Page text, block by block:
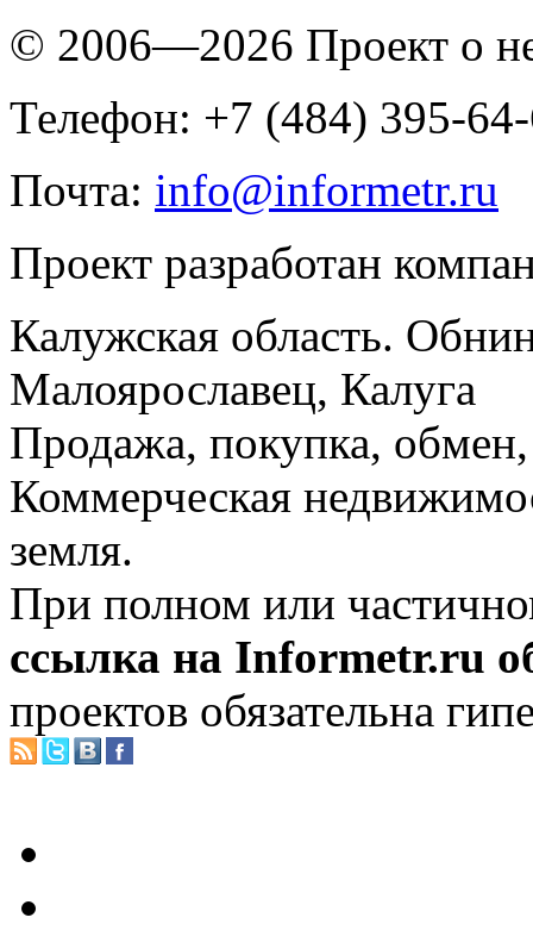
© 2006—2026 Проект о
Телефон: +7 (484) 395-
Почта: info@informetr.ru
Проект разработан
Калужская область.
Малоярославец, Калуга
Продажа, покупка, обмен,
Коммерческая
земля.
При полном или
ссылка на Informetr.ru
проектов обязательна